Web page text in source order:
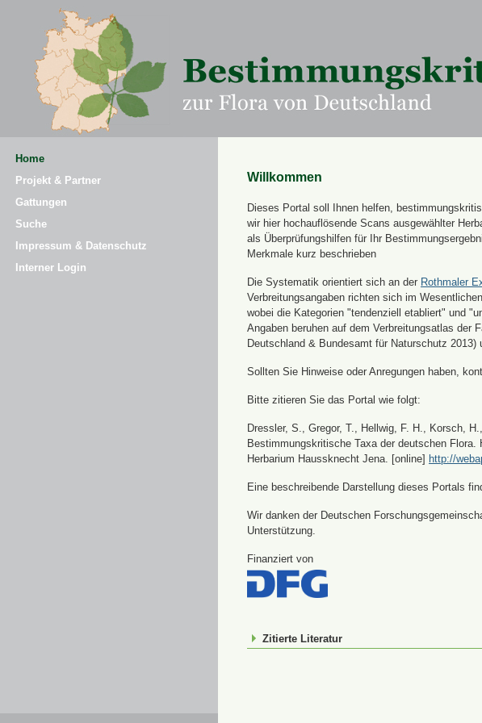
Home
Projekt & Partner
Gattungen
Suche
Impressum & Datenschutz
Interner Login
Willkommen
Dieses Portal soll Ihnen helfen,
wir hier hochauflösende Scans ausgewählter
als Überprüfungshilfen für Ihr
Merkmale kurz beschrieben
Die Systematik orientiert sich an der Rothmaler
Verbreitungsangaben richten sich im
wobei die Kategorien "tendenziell etabliert" und
Angaben beruhen auf dem Verbreitungsatlas der
Deutschland & Bundesamt für Naturschutz 2013)
Sollten Sie Hinweise oder Anregungen haben,
Bitte zitieren Sie das Portal wie folgt:
Dressler, S., Gregor, T., Hellwig, F. H., Korsch,
Bestimmungskritische Taxa der deutschen
Herbarium Haussknecht Jena. [online] http://
Eine beschreibende Darstellung dieses Portals
Wir danken der Deutschen
Unterstützung.
Finanziert von
Zitierte Literatur